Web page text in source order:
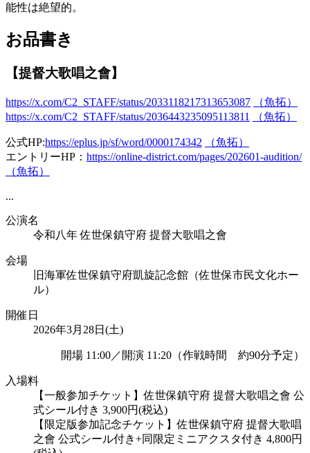
能性は絶望的。
お品書き
【提督大歌唱之會】
https://x.com/C2_STAFF/status/2033118217313653087
（魚拓）
https://x.com/C2_STAFF/status/2036443235095113811
（魚拓）
公式HP:https://eplus.jp/sf/word/0000174342
（魚拓）
エントリーHP： https://online-district.com/pages/202601-audition/
（魚拓）
...
公演名
令和八年 佐世保鎮守府 提督大歌唱之會
会場
旧海軍佐世保鎮守府凱旋記念館（佐世保市民文化ホー
ル）
開催日
2026年3月28日(土)
開場 11:00／開演 11:20（作戦時間 約90分予定）
入場料
【一般参加チケット】佐世保鎮守府 提督大歌唱之會 公
式シール付き 3,900円(税込)
【限定版参加記念チケット】佐世保鎮守府 提督大歌唱
之會 公式シール付き+同限定ミニアクスタ付き 4,800円